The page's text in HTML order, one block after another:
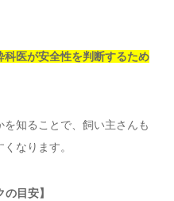
科医が安全性を判断するため
知ることで、飼い主さんも
なります。
目安】